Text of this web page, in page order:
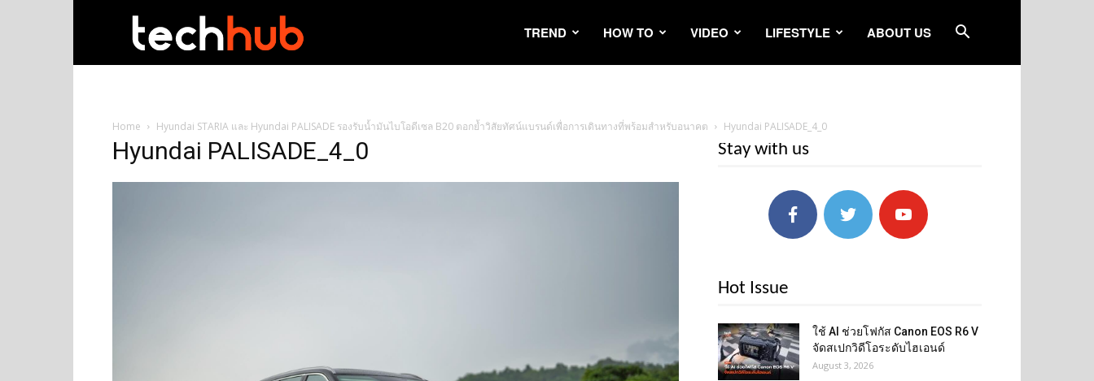
TREND HOW TO VIDEO LIFESTYLE ABOUT US
Home Hyundai STARIA และ Hyundai PALISADE รองรับน้ำมันไบโอดีเซล B20 ตอกย้ำวิสัยทัศน์แบรนด์เพื่อการเดินทางที่พร้อมสำหรับอนาคต Hyundai PALISADE_4_0
Hyundai PALISADE_4_0 Stay with us
Hot Issue
ใช้ AI ช่วยโฟกัส Canon EOS R6 V
จัดสเปกวิดีโอระดับไฮเอนด์
August 3, 2026